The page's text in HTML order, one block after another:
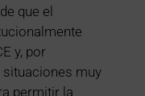
que el
y, por
situaciones muy
permitir la